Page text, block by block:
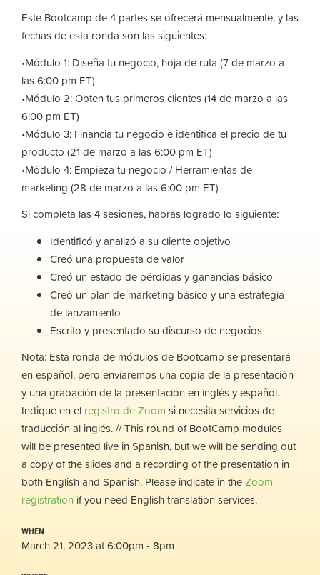
Este Bootcamp de 4 partes se ofrecerá mensualmente, y las
fechas de esta ronda son las siguientes:
•Módulo 1: Diseña tu negocio, hoja de ruta (7 de marzo a
las 6:00 pm ET)
•Módulo 2: Obten tus primeros clientes (14 de marzo a las
6:00 pm ET)
•Módulo 3: Financia tu negocio e identifica el precio de tu
producto (21 de marzo a las 6:00 pm ET)
•Módulo 4: Empieza tu negocio / Herramientas de
marketing (28 de marzo a las 6:00 pm ET)
Si completa las 4 sesiones, habrás logrado lo siguiente:
Identificó y analizó a su cliente objetivo
Creó una propuesta de valor
Creó un estado de pérdidas y ganancias básico
Creó un plan de marketing básico y una estrategia
de lanzamiento
Escrito y presentado su discurso de negocios
Nota: Esta ronda de módulos de Bootcamp se presentará
en español, pero enviaremos una copia de la presentación
y una grabación de la presentación en inglés y español.
Indique en el registro de Zoom si necesita servicios de
traducción al inglés. //This round of BootCamp modules
will be presented live in Spanish, but we will be sending out
a copy of the slides and a recording of the presentation in
both English and Spanish. Please indicate in theZoom
registration if you need English translation services.
WHEN
March 21, 2023 at 6:00pm - 8pm